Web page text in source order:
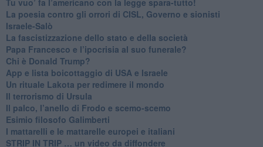
La poesia contro gli orrori di CISL, Governo e sionisti
Israele-Salò
​La fascistizzazione dello stato e della società
Papa Francesco e l’ipocrisia al suo funerale?
​Chi è Donald Trump?
App e lista boicottaggio di USA e Israele
​Un rituale Lakota per redimere il mondo
Il terrorismo di Ursula
​Il palco, l’anello di Frodo e scemo-scemo
Esimio filosofo Galimberti
​I mattarelli e le mattarelle europei e italiani
​STRIP IN TRIP … un video da diffondere